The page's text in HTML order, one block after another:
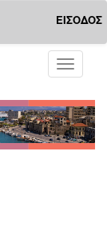
ΕΙΣΟΔΟΣ
Toggle